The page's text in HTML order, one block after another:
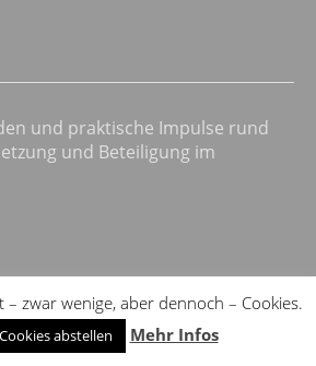
und praktische Impulse rund
und Beteiligung im
– zwar wenige, aber dennoch – Cookies.
Cookies abstellen Mehr Infos